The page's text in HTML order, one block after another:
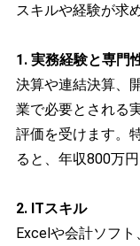
スキルや経験が求
1. 実務経験と専門
決算や連結決算、
業で必要とされる
評価を受けます。
ると、年収800万
2. ITスキル
Excelや会計ソフ